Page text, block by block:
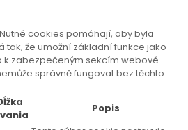
cookies pomáhají, aby byla
tak, že umožní základní funkce jako
k zabezpečeným sekcím webové
správně fungovat bez těchto
Popis